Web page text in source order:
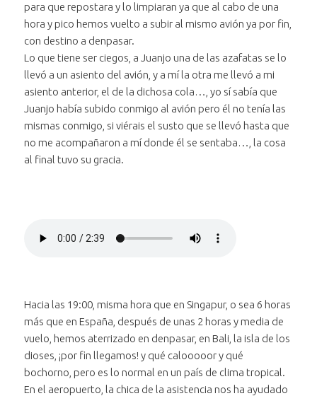
para que repostara y lo limpiaran ya que al cabo de una
hora y pico hemos vuelto a subir al mismo avión ya por fin,
con destino a denpasar.
Lo que tiene ser ciegos, a Juanjo una de las azafatas se lo
llevó a un asiento del avión, y a mí la otra me llevó a mi
asiento anterior, el de la dichosa cola…, yo sí sabía que
Juanjo había subido conmigo al avión pero él no tenía las
mismas conmigo, si viérais el susto que se llevó hasta que
no me acompañaron a mí donde él se sentaba…, la cosa
al final tuvo su gracia.
"Anécdota en el
Bajar volumen al audio
audio
"Anécdota
en el avión
a Bali"
Retroceder treinta segundos en el
audio
"Anécdota
en el avión
a Bali"
Posición:
0 segundos
Hacia las 19:00, misma hora que en Singapur, o sea 6 horas
más que en España, después de unas 2 horas y media de
vuelo, hemos aterrizado en denpasar, en Bali, la isla de los
dioses, ¡por fin llegamos! y qué calooooor y qué
bochorno, pero es lo normal en un país de clima tropical.
En el aeropuerto, la chica de la asistencia nos ha ayudado